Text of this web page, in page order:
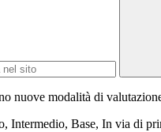
nuove modalità di
Intermedio, Base, In via di